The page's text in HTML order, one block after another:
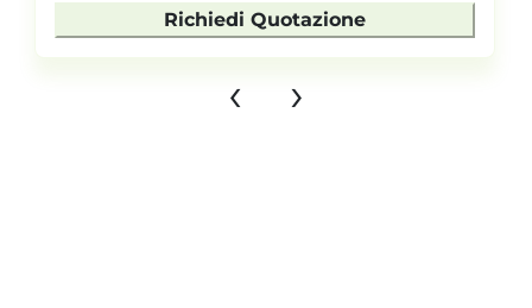
Richiedi Quotazione
‹ ›